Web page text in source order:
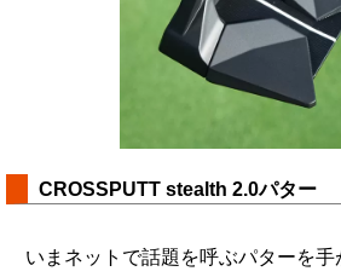
CROSSPUTT stealth 2.0パター
いまネットで話題を呼ぶパターを手